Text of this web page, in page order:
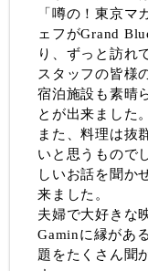
「噂の！東京マ
ェフがGrand
り、ずっと訪れ
スタッフの皆様
宿泊施設も素晴
とが出来ました。
また、料理は抜
いと思うもので
しいお話を聞か
来ました。
夫婦で大好きな
Gaminに縁があ
題をたくさん聞